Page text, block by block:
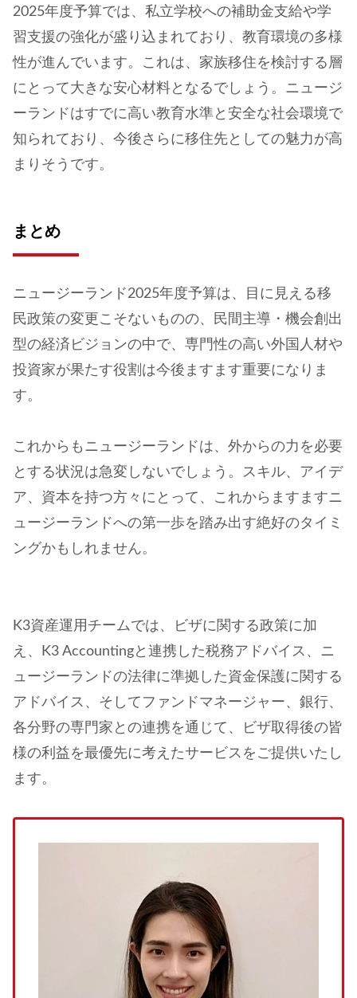
2025年度予算では、私立学校への補助金支給や学
習支援の強化が盛り込まれており、教育環境の多様
性が進んでいます。これは、家族移住を検討する層
にとって大きな安心材料となるでしょう。ニュージ
ーランドはすでに高い教育水準と安全な社会環境で
知られており、今後さらに移住先としての魅力が高
まりそうです。
まとめ
ニュージーランド2025年度予算は、目に見える移
民政策の変更こそないものの、民間主導・機会創出
型の経済ビジョンの中で、専門性の高い外国人材や
投資家が果たす役割は今後ますます重要になりま
す。
これからもニュージーランドは、外からの力を必要
とする状況は急変しないでしょう。スキル、アイデ
ア、資本を持つ方々にとって、これからますますニ
ュージーランドへの第一歩を踏み出す絶好のタイミ
ングかもしれません。
K3資産運用チームでは、ビザに関する政策に加
え、K3 Accountingと連携した税務アドバイス、ニ
ュージーランドの法律に準拠した資金保護に関する
アドバイス、そしてファンドマネージャー、銀行、
各分野の専門家との連携を通じて、ビザ取得後の皆
様の利益を最優先に考えたサービスをご提供いたし
ます。